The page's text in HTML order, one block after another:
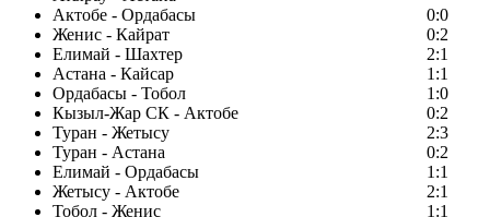
Актобе - Ордабасы
0:0
Женис - Кайрат
0:2
Елимай - Шахтер
2:1
Астана - Кайсар
1:1
Ордабасы - Тобол
1:0
Кызыл-Жар СК - Актобе
0:2
Туран - Жетысу
2:3
Туран - Астана
0:2
Елимай - Ордабасы
1:1
Жетысу - Актобе
2:1
Тобол - Женис
1:1